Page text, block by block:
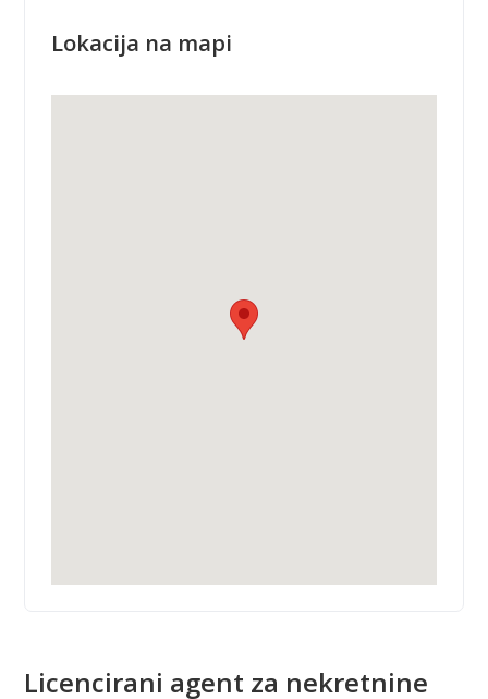
Lokacija na mapi
Licencirani agent za nekretnine